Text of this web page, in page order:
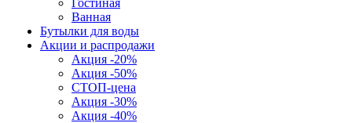
Гостиная
Ванная
Бутылки для воды
Акции и распродажи
Акция -20%
Акция -50%
СТОП-цена
Акция -30%
Акция -40%